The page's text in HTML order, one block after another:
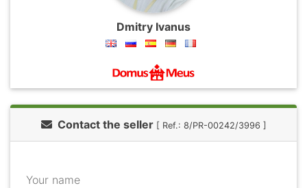
Dmitry Ivanus
Contact the seller [ Ref.: 8/PR-00242/3996 ]
Your name